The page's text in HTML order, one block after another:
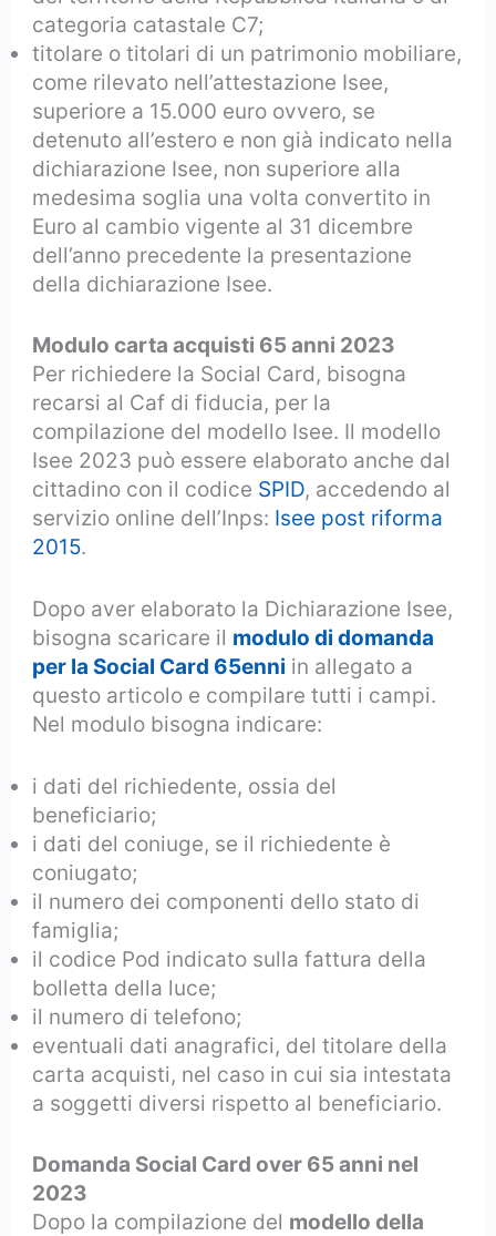
categoria catastale C7;
titolare o titolari di un patrimonio mobiliare,
come rilevato nell’attestazione Isee,
superiore a 15.000 euro ovvero, se
detenuto all’estero e non già indicato nella
dichiarazione Isee, non superiore alla
medesima soglia una volta convertito in
Euro al cambio vigente al 31 dicembre
dell’anno precedente la presentazione
della dichiarazione Isee.
Modulo carta acquisti 65 anni 2023
Per richiedere la Social Card, bisogna
recarsi al Caf di fiducia, per la
compilazione del modello Isee. Il modello
Isee 2023 può essere elaborato anche dal
cittadino con il codice SPID, accedendo al
servizio online dell’Inps: Isee post riforma
2015.
Dopo aver elaborato la Dichiarazione Isee,
bisogna scaricare il modulo di domanda
per la Social Card 65enni in allegato a
questo articolo e compilare tutti i campi.
Nel modulo bisogna indicare:
i dati del richiedente, ossia del
beneficiario;
i dati del coniuge, se il richiedente è
coniugato;
il numero dei componenti dello stato di
famiglia;
il codice Pod indicato sulla fattura della
bolletta della luce;
il numero di telefono;
eventuali dati anagrafici, del titolare della
carta acquisti, nel caso in cui sia intestata
a soggetti diversi rispetto al beneficiario.
Domanda Social Card over 65 anni nel
2023
Dopo la compilazione del modello della